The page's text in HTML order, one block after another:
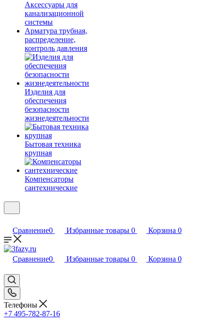
Аксессуары для
канализационной
системы
Арматура трубная,
распределение,
контроль давления
Изделия для
обеспечения
безопасности
жизнедеятельности
Бытовая техника
крупная
Компенсаторы
сантехнические
Сравнение0 Избранные товары 0 Корзина 0
Сравнение0 Избранные товары 0 Корзина 0
Телефоны
+7 495-782-87-16